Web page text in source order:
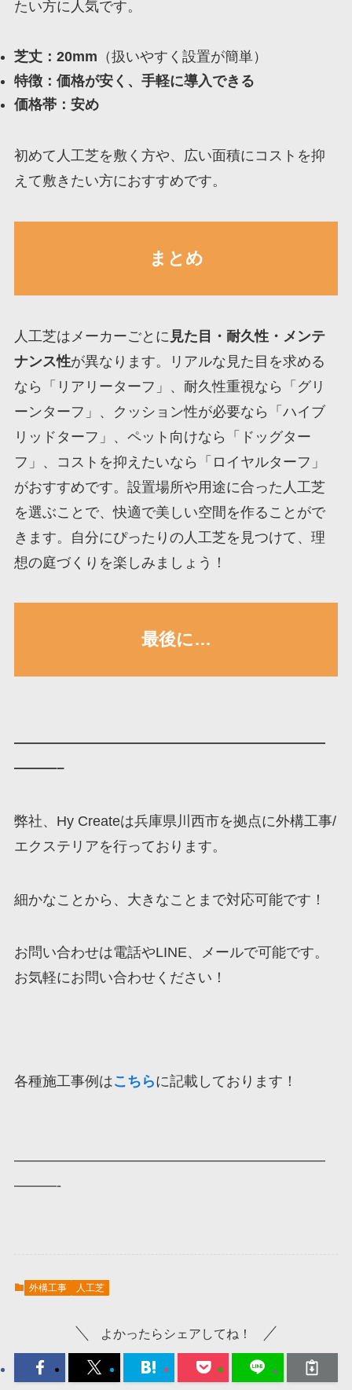
たい方に人気です。
芝丈：20mm （扱いやすく設置が簡単）
特徴：価格が安く、手軽に導入できる
価格帯：安め
初めて人工芝を敷く方や、広い面積にコストを抑
えて敷きたい方におすすめです。
まとめ
人工芝はメーカーごとに 見た目・耐久性・メンテ
ナンス性が異なります。リアルな見た目を求める
なら「リアリーターフ」、耐久性重視なら「グリ
ーンターフ」、クッション性が必要なら「ハイブ
リッドターフ」、ペット向けなら「ドッグター
フ」、コストを抑えたいなら「ロイヤルターフ」
がおすすめです。設置場所や用途に合った人工芝
を選ぶことで、快適で美しい空間を作ることがで
きます。自分にぴったりの人工芝を見つけて、理
想の庭づくりを楽しみましょう！
最後に…
——————————————————————
———–
弊社、Hy Createは兵庫県川西市を拠点に外構工事/
エクステリアを行っております。
細かなことから、大きなことまで対応可能です！
お問い合わせは電話やLINE、メールで可能です。
お気軽にお問い合わせください！
各種施工事例はこちらに記載しております！
——————————————————————
———-
外構工事 人工芝
よかったらシェアしてね！